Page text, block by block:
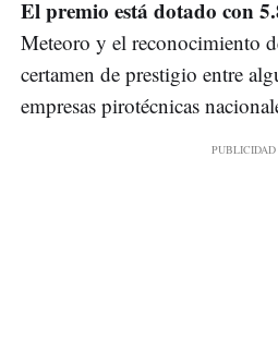
El premio está dotado con
Meteoro y el reconocimiento
certamen de prestigio entre
empresas pirotécnicas